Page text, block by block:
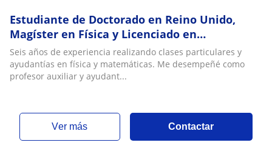
Estudiante de Doctorado en Reino Unido,
Magíster en Física y Licenciado en
Astronomía de la Universidad de Chile realiza
clases particulares de Física y Matemática
para enseñanza básica, media y universitaria
Seis años de experiencia realizando clases particulares y
ayudantías en física y matemáticas. Me desempeñé como
profesor auxiliar y ayudant...
ver más Contactar